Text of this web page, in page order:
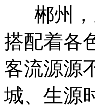
郴州，
搭配着各
客流源源
城、生源